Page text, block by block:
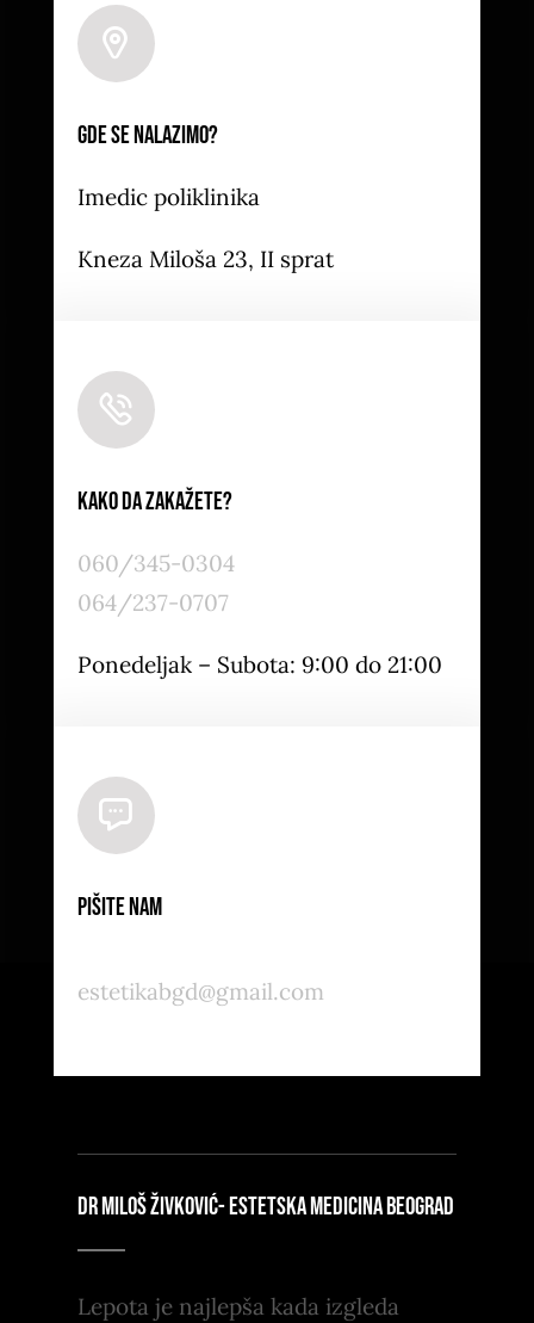
Leaflet |Map tiles by
by
OpenStreetMap
Gde se nalazimo?
Imedic poliklinika
Kneza Miloša 23, II sprat
Kako da zakažete?
060/345-0304
064/237-0707
Ponedeljak – Subota: 9:00 do 21:00
Pišite nam
estetikabgd@gmail.com
DR MILOŠ ŽIVKOVIĆ- ESTETSKA MEDICINA BEOGRAD
Lepota je najlepša kada izgleda